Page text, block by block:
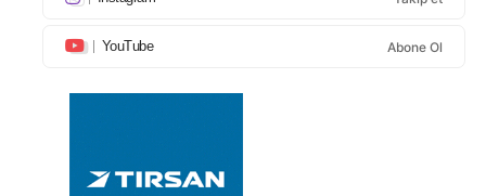
YouTube Abone Ol